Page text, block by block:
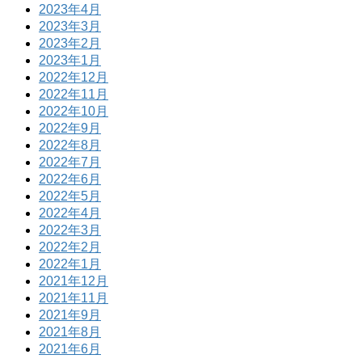
2023年4月
2023年3月
2023年2月
2023年1月
2022年12月
2022年11月
2022年10月
2022年9月
2022年8月
2022年7月
2022年6月
2022年5月
2022年4月
2022年3月
2022年2月
2022年1月
2021年12月
2021年11月
2021年9月
2021年8月
2021年6月